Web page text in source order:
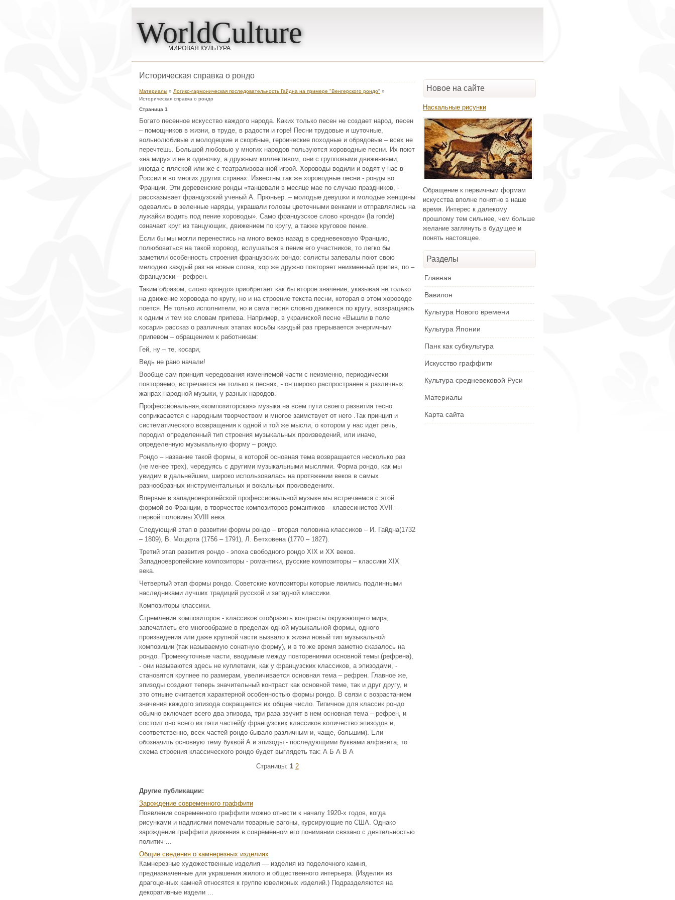
WorldCulture
МИРОВАЯ КУЛЬТУРА
Историческая справка о рондо
Материалы » Логико-гармоническая последовательность Гайдна на примере "Венгерского рондо" »
Историческая справка о рондо
Страница 1
Богато песенное искусство каждого народа. Каких только песен не создает народ, песен
– помощников в жизни, в труде, в радости и горе! Песни трудовые и шуточные,
вольнолюбивые и молодецкие и скорбные, героические походные и обрядовые – всех не
перечтешь. Большой любовью у многих народов пользуются хороводные песни. Их поют
«на миру» и не в одиночку, а дружным коллективом, они с групповыми движениями,
иногда с пляской или же с театрализованной игрой. Хороводы водили и водят у нас в
России и во многих других странах. Известны так же хороводные песни - ронды во
Франции. Эти деревенские ронды «танцевали в месяце мае по случаю праздников, -
рассказывает французский ученый А. Прюньер. – молодые девушки и молодые женщины
одевались в зеленные наряды, украшали головы цветочными венками и отправлялись на
лужайки водить под пение хороводы». Само французское слово «рондо» (Ia ronde)
означает круг из танцующих, движением по кругу, а также круговое пение.
Если бы мы могли перенестись на много веков назад в средневековую Францию,
полюбоваться на такой хоровод, вслушаться в пение его участников, то легко бы
заметили особенность строения французских рондо: солисты запевалы поют свою
мелодию каждый раз на новые слова, хор же дружно повторяет неизменный припев, по –
французски – рефрен.
Таким образом, слово «рондо» приобретает как бы второе значение, указывая не только
на движение хоровода по кругу, но и на строение текста песни, которая в этом хороводе
поется. Не только исполнители, но и сама песня словно движется по кругу, возвращаясь
к одним и тем же словам припева. Например, в украинской песне «Вышли в поле
косари» рассказ о различных этапах косьбы каждый раз прерывается энергичным
припевом – обращением к работникам:
Гей, ну – те, косари,
Ведь не рано начали!
Вообще сам принцип чередования изменяемой части с неизменно, периодически
повторяемо, встречается не только в песнях, - он широко распространен в различных
жанрах народной музыки, у разных народов.
Профессиональная,«композиторская» музыка на всем пути своего развития тесно
соприкасается с народным творчеством и многое заимствует от него .Так принцип и
систематического возвращения к одной и той же мысли, о котором у нас идет речь,
породил определенный тип строения музыкальных произведений, или иначе,
определенную музыкальную форму – рондо.
Рондо – название такой формы, в которой основная тема возвращается несколько раз
(не менее трех), чередуясь с другими музыкальными мыслями. Форма рондо, как мы
увидим в дальнейшем, широко использовалась на протяжении веков в самых
разнообразных инструментальных и вокальных произведениях.
Впервые в западноевропейской профессиональной музыке мы встречаемся с этой
формой во Франции, в творчестве композиторов романтиков – клавесинистов XVII –
первой половины XVIII века.
Следующий этап в развитии формы рондо – вторая половина классиков – И. Гайдна(1732
– 1809), В. Моцарта (1756 – 1791), Л. Бетховена (1770 – 1827).
Третий этап развития рондо - эпоха свободного рондо XIX и XX веков.
Западноевропейские композиторы - романтики, русские композиторы – классики XIX
века.
Четвертый этап формы рондо. Советские композиторы которые явились подлинными
наследниками лучших традиций русской и западной классики.
Композиторы классики.
Стремление композиторов - классиков отобразить контрасты окружающего мира,
запечатлеть его многообразие в пределах одной музыкальной формы, одного
произведения или даже крупной части вызвало к жизни новый тип музыкальной
композиции (так называемую сонатную форму), и в то же время заметно сказалось на
рондо. Промежуточные части, вводимые между повторениями основной темы (рефрена),
- они называются здесь не куплетами, как у французских классиков, а эпизодами, -
становятся крупнее по размерам, увеличивается основная тема – рефрен. Главное же,
эпизоды создают теперь значительный контраст как основной теме, так и друг другу, и
это отныне считается характерной особенностью формы рондо. В связи с возрастанием
значения каждого эпизода сокращается их общее число. Типичное для классик рондо
обычно включает всего два эпизода, три раза звучит в нем основная тема – рефрен, и
состоит оно всего из пяти частей(у французских классиков количество эпизодов и,
соответственно, всех частей рондо бывало различным и, чаще, большим). Ели
обозначить основную тему буквой А и эпизоды - последующими буквами алфавита, то
схема строения классического рондо будет выглядеть так: А Б А В А
Страницы: 1 2
Другие публикации:
Зарождение современного граффити
Появление современного граффити можно отнести к началу 1920-х годов, когда
рисунками и надписями помечали товарные вагоны, курсирующие по США. Однако
зарождение граффити движения в современном его понимании связано с деятельностью
политич ...
Общие сведения о камнерезных изделиях
Камнерезные художественные изделия — изделия из поделочного камня,
предназначенные для украшения жилого и общественного интерьера. (Изделия из
драгоценных камней относятся к группе ювелирных изделий.) Подразделяются на
декоративные издели ...
Новое на сайте
Наскальные рисунки
Обращение к первичным формам
искусства вполне понятно в наше
время. Интерес к далекому
прошлому тем сильнее, чем больше
желание заглянуть в будущее и
понять настоящее.
Разделы
Главная
Вавилон
Культура Нового времени
Культура Японии
Панк как субкультура
Искусство граффити
Культура средневековой Руси
Материалы
Карта сайта